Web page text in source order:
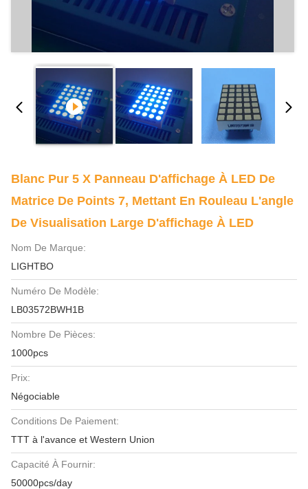
Blanc Pur 5 X Panneau D'affichage À LED De
Matrice De Points 7, Mettant En Rouleau L'angle
De Visualisation Large D'affichage À LED
Nom De Marque:
LIGHTBO
Numéro De Modèle:
LB03572BWH1B
Nombre De Pièces:
1000pcs
Prix:
Négociable
Conditions De Paiement:
TTT à l'avance et Western Union
Capacité À Fournir:
50000pcs/day